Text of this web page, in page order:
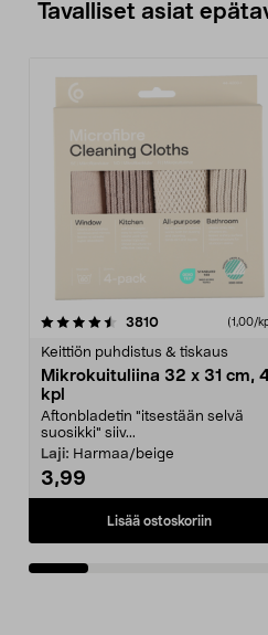
Tavalliset asiat
3810arvostelut (1,00/
Keittiön puhdistus & tiskaus
Mikrokuituliina 32 x 31 cm,
kpl
Aftonbladetin "itsestään selvä
suosikki" siiv...
Laji: Harmaa/beige
3,99
Lisää ostoskoriin
4.5viidestä